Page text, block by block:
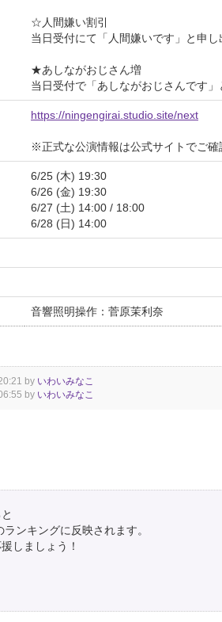
☆人間嫌い割引
当日受付にて「人間嫌いです」と申
★あしながおじさん増
当日受付で「あしながおじさんです
https://ningengirai.studio.site/next
※正式な公演情報は公式サイトでご確
6/25 (木) 19:30
6/26 (金) 19:30
6/27 (土) 14:00 / 18:00
6/28 (日) 14:00
音響照明操作：菅原茉利奈
by いわいみなこ
by いわいみなこ
ンキングに反映されます。
しましょう！